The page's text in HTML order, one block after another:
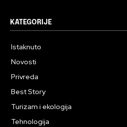
KATEGORIJE
Istaknuto
Novosti
Privreda
Best Story
Turizam i ekologija
Tehnologija